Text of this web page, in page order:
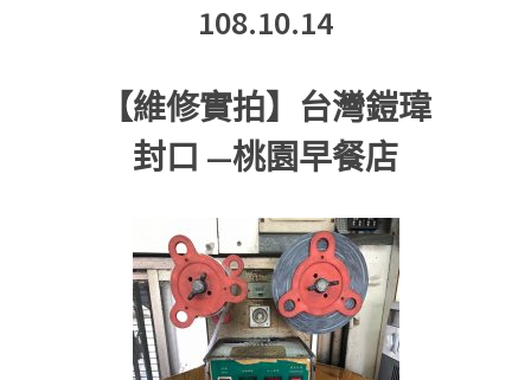
108.10.14
【維修實拍】台灣鎧瑋
封口 —桃園早餐店